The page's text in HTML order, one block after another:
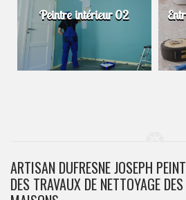
Peintre intérieur 02
ARTISAN DUFRESNE JOSEPH
DES TRAVAUX DE NETTOYAGE